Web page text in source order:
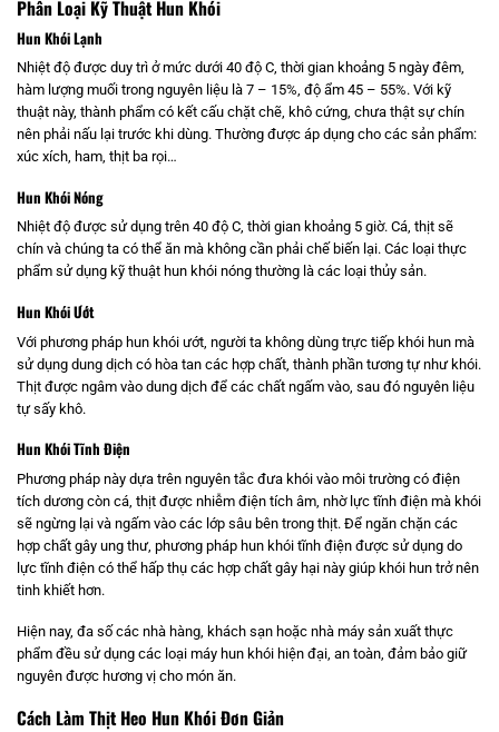
Phân Loại Kỹ Thuật Hun Khói
Hun Khói Lạnh
Nhiệt độ được duy trì ở mức dưới 40 độ C, thời gian khoảng 5 ngày đêm,
hàm lượng muối trong nguyên liệu là 7 – 15%, độ ẩm 45 – 55%. Với kỹ
thuật này, thành phẩm có kết cấu chặt chẽ, khô cứng, chưa thật sự chín
nên phải nấu lại trước khi dùng. Thường được áp dụng cho các sản phẩm:
xúc xích, ham, thịt ba rọi…
Hun Khói Nóng
Nhiệt độ được sử dụng trên 40 độ C, thời gian khoảng 5 giờ. Cá, thịt sẽ
chín và chúng ta có thể ăn mà không cần phải chế biến lại. Các loại thực
phẩm sử dụng kỹ thuật hun khói nóng thường là các loại thủy sản.
Hun Khói Ướt
Với phương pháp hun khói ướt, người ta không dùng trực tiếp khói hun mà
sử dụng dung dịch có hòa tan các hợp chất, thành phần tương tự như khói.
Thịt được ngâm vào dung dịch để các chất ngấm vào, sau đó nguyên liệu
tự sấy khô.
Hun Khói Tĩnh Điện
Phương pháp này dựa trên nguyên tắc đưa khói vào môi trường có điện
tích dương còn cá, thịt được nhiễm điện tích âm, nhờ lực tĩnh điện mà khói
sẽ ngừng lại và ngấm vào các lớp sâu bên trong thịt. Để ngăn chặn các
hợp chất gây ung thư, phương pháp hun khói tĩnh điện được sử dụng do
lực tĩnh điện có thể hấp thụ các hợp chất gây hại này giúp khói hun trở nên
tinh khiết hơn.
Hiện nay, đa số các nhà hàng, khách sạn hoặc nhà máy sản xuất thực
phẩm đều sử dụng các loại máy hun khói hiện đại, an toàn, đảm bảo giữ
nguyên được hương vị cho món ăn.
Cách Làm Thịt Heo Hun Khói Đơn Giản